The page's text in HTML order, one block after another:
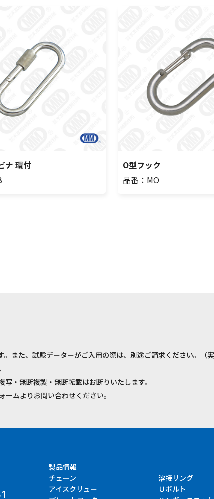
ナ 環付
O型フック
品番：MO
また、試験データーがご入用の際は、別途ご請求ください。（実
・無断複製・無断転載はお断りいたします。
ムよりお問い合わせください。
製品情報
チェーン
溶接リング
アイスクリュー
Ｕボルト